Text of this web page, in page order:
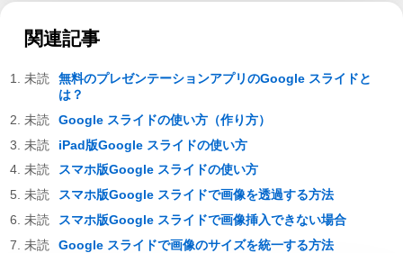
関連記事
無料のプレゼンテーションアプリのGoogle スライドと
は？
Google スライドの使い方（作り方）
iPad版Google スライドの使い方
スマホ版Google スライドの使い方
スマホ版Google スライドで画像を透過する方法
スマホ版Google スライドで画像挿入できない場合
Google スライドで画像のサイズを統一する方法